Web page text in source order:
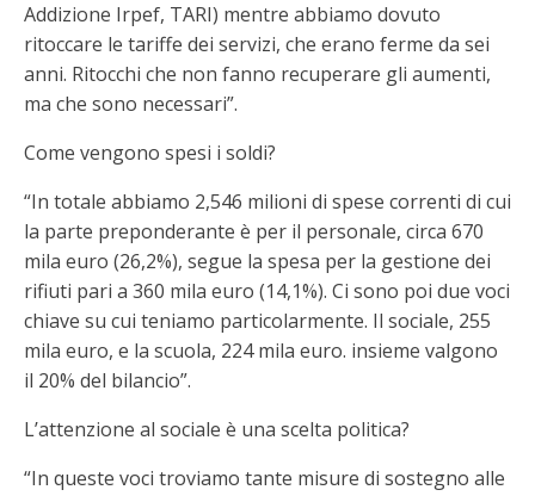
Addizione Irpef, TARI) mentre abbiamo dovuto
ritoccare le tariffe dei servizi, che erano ferme da sei
anni. Ritocchi che non fanno recuperare gli aumenti,
ma che sono necessari”.
Come vengono spesi i soldi?
“In totale abbiamo 2,546 milioni di spese correnti di cui
la parte preponderante è per il personale, circa 670
mila euro (26,2%), segue la spesa per la gestione dei
rifiuti pari a 360 mila euro (14,1%). Ci sono poi due voci
chiave su cui teniamo particolarmente. Il sociale, 255
mila euro, e la scuola, 224 mila euro. insieme valgono
il 20% del bilancio”.
L’attenzione al sociale è una scelta politica?
“In queste voci troviamo tante misure di sostegno alle